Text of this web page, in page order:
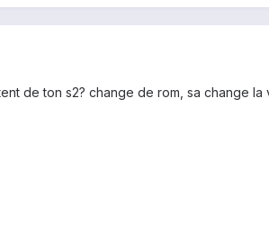
de ton s2? change de rom, sa change la